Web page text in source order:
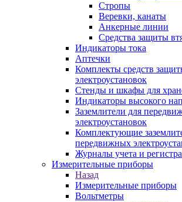
Стропы
Веревки, канаты
Анкерные линии
Средства защиты
Индикаторы тока
Аптечки
Комплекты средств
электроустановок
Стенды и шкафы для
Индикаторы высокого
Заземлители для
электроустановок
Комплектующие
передвижных
Журналы учета и
Измерительные приборы
Назад
Измерительные приборы
Вольтметры